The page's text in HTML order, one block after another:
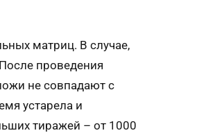
матриц. В случае,
проведения
не совпадают с
устарела и
тиражей – от 1000